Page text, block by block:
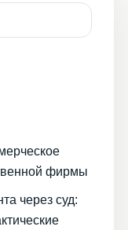
фирмы
через суд: